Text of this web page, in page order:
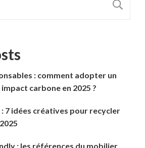
: comment adopter un
carbone en 2025 ?
7 idées créatives pour recycler
: les références du mobilier